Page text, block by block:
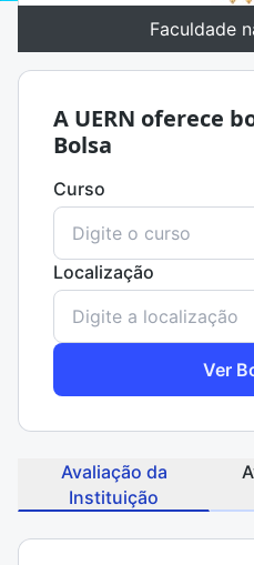
Faculdade
A UERN oferece
Bolsa
Curso
Localização
Ver
Avaliação da
Instituição